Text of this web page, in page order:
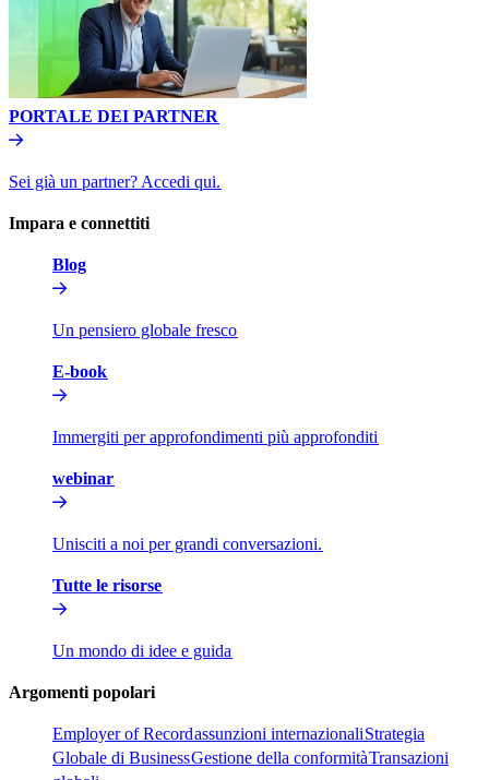
PORTALE DEI PARTNER​​
Sei già un partner? Accedi qui.​​
Impara e connettiti​​
Blog​​
Un pensiero globale fresco​​
E-book​​
Immergiti per approfondimenti più approfonditi​​
webinar​​
Unisciti a noi per grandi conversazioni.​​
Tutte le risorse​​
Un mondo di idee e guida​​
Argomenti popolari​​
Employer of Record​​assunzioni internazionali​​Strategia
Globale di Business​​Gestione della conformità​​Transazioni